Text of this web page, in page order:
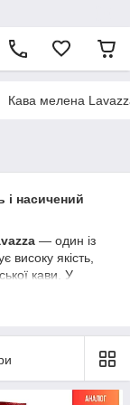
Кава мелена
і насичений
— один із
високу якість,
кави. У
смак, 100%
та робусти,